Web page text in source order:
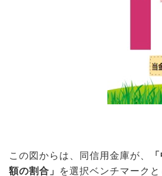
この図からは、同信用金庫が、
額の割合」
を選択ベンチマーク